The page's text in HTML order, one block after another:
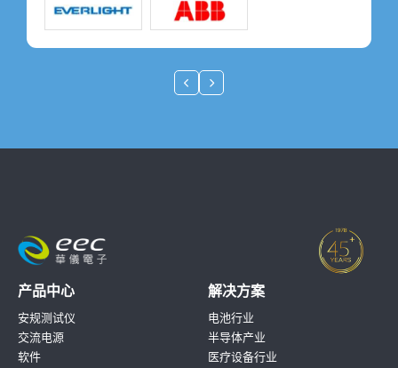
产品中心
安规测试仪
交流电源
软件
解决方案
电池行业
半导体产业
医疗设备行业